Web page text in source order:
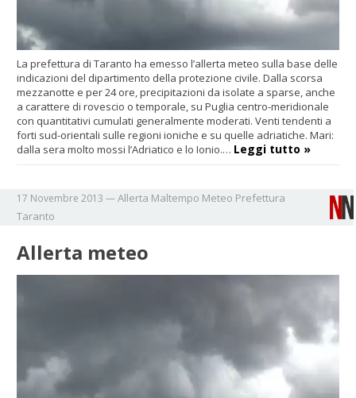
La prefettura di Taranto ha emesso l’allerta meteo sulla base delle
indicazioni del dipartimento della protezione civile. Dalla scorsa
mezzanotte e per 24 ore, precipitazioni da isolate a sparse, anche
a carattere di rovescio o temporale, su Puglia centro-meridionale
con quantitativi cumulati generalmente moderati. Venti tendenti a
forti sud-orientali sulle regioni ioniche e su quelle adriatiche. Mari:
dalla sera molto mossi l’Adriatico e lo Ionio.… Leggi tutto »
17 Novembre 2013 —Allerta Maltempo Meteo Prefettura
Taranto
Allerta meteo